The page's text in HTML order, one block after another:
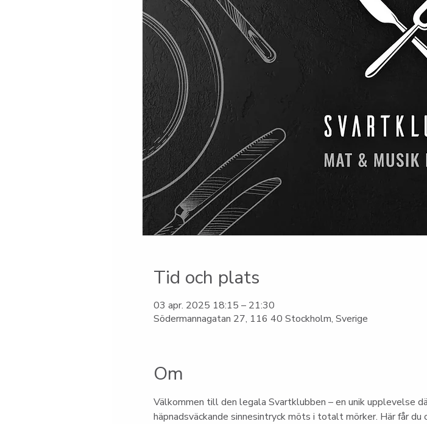
Tid och plats
03 apr. 2025 18:15 – 21:30
Södermannagatan 27, 116 40 Stockholm, Sverige
Om
Välkommen till den legala Svartklubben – en unik upplevelse
häpnadsväckande sinnesintryck möts i totalt mörker. Här får